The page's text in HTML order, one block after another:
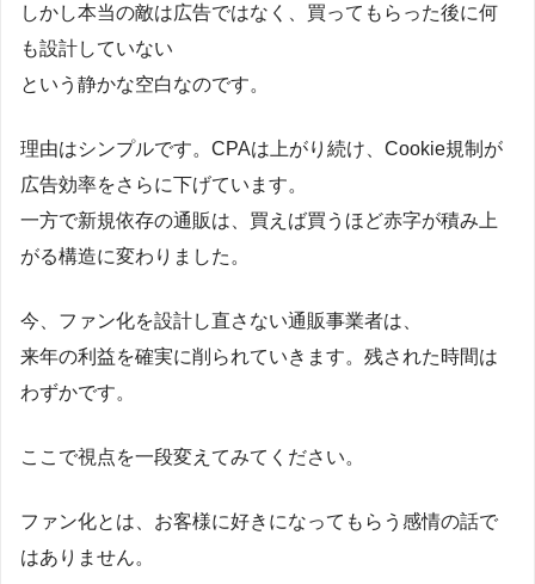
しかし本当の敵は広告ではなく、買ってもらった後に何
も設計していない
という静かな空白なのです。
理由はシンプルです。CPAは上がり続け、Cookie規制が
広告効率をさらに下げています。
一方で新規依存の通販は、買えば買うほど赤字が積み上
がる構造に変わりました。
今、ファン化を設計し直さない通販事業者は、
来年の利益を確実に削られていきます。残された時間は
わずかです。
ここで視点を一段変えてみてください。
ファン化とは、お客様に好きになってもらう感情の話で
はありません。